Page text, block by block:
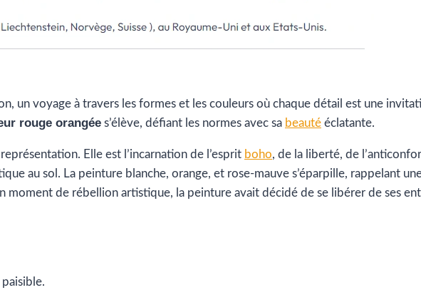
un voyage à travers les formes et les couleurs où chaque détail est une
rouge orangée s’élève, défiant les normes avec sa beauté éclatante.
Elle est l’incarnation de l’esprit boho, de la liberté, de
au sol. La peinture blanche, orange, et rose-mauve s’éparpille, rappelant
moment de rébellion artistique, la peinture avait décidé de se libérer de ses